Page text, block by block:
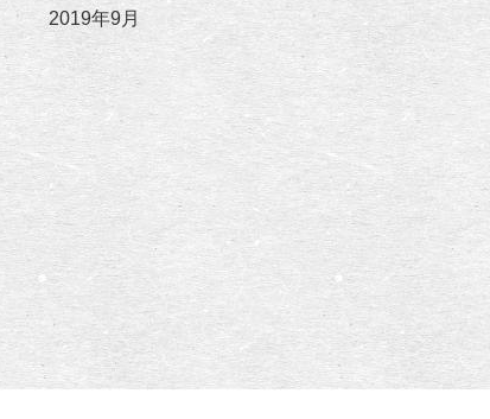
2019年9月